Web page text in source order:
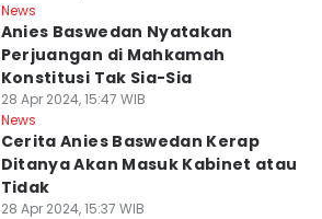
News
Anies Baswedan Nyatakan
Perjuangan di Mahkamah
Konstitusi Tak Sia-Sia
28 Apr 2024, 15:47 WIB
News
Cerita Anies Baswedan Kerap
Ditanya Akan Masuk Kabinet atau
Tidak
28 Apr 2024, 15:37 WIB